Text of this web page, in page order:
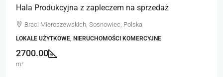
Hala Produkcyjna z zapleczem na sprzedaż
Braci Mieroszewskich, Sosnowiec, Polska
LOKALE UŻYTKOWE, NIERUCHOMOŚCI KOMERCYJNE
2700.00
m²